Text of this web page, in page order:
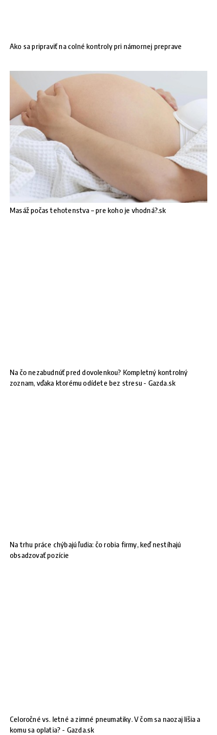
Ako sa pripraviť na colné kontroly pri námornej preprave
Masáž počas tehotenstva – pre koho je vhodná?.sk
Na čo nezabudnúť pred dovolenkou? Kompletný kontrolný
zoznam, vďaka ktorému odídete bez stresu - Gazda.sk
Na trhu práce chýbajú ľudia: čo robia firmy, keď nestíhajú
obsadzovať pozície
Celoročné vs. letné a zimné pneumatiky. V čom sa naozaj líšia a
komu sa oplatia? - Gazda.sk